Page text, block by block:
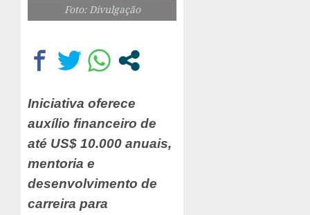
Foto: Divulgação
Iniciativa oferece
auxílio financeiro de
até US$ 10.000 anuais,
mentoria e
desenvolvimento de
carreira para